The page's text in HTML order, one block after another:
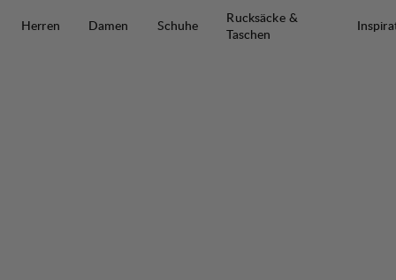
Herren
Damen Schuhe
Rucksäcke &
Taschen